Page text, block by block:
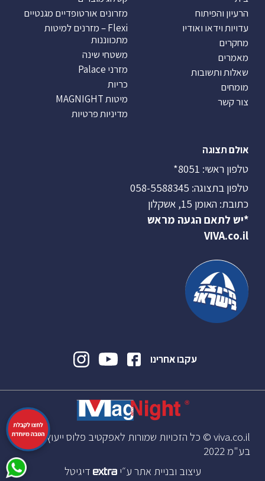
הרעיון והפיתוח
עדויות וידאו ואודיו
מחקרים
מאמרים
שאלות ותשובות
מומחים
צור קשר
מזרונים אורטופדיים מגנטיים
Flexi – מזרנים למיטות
מתכווננות
משטחי שינה
מזרני Palace
כריות
מיטות MAGNIGHT
מדיניות פרטיות
אולם תצוגה
טלפון ראשי: 8051*
טלפון בתצוגה: 058-5588345
כתובת: האומן 15, אשקלון
*יש לתאם הגעה מראש
VIVA.co.il
עקבו אחרינו
viva.co.il © כל הזכויות שמורות לאפקטיב פלוס ייעוץ וניהול
בע"מ 2022
עיצוב ובניית אתר ע״י
דיגיטל